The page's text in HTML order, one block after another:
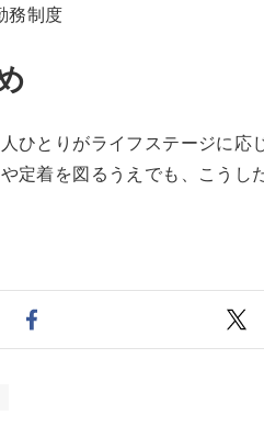
務制度
ひとりがライフステージに応
定着を図るうえでも、こう